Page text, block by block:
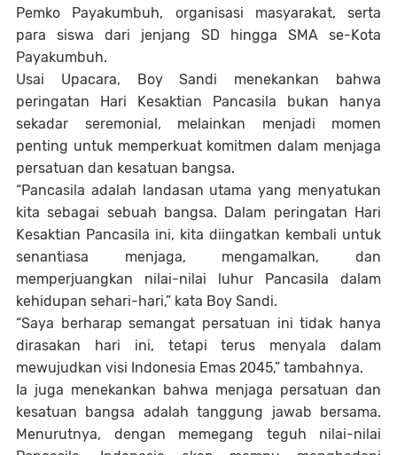
Pemko Payakumbuh, organisasi masyarakat, serta
para siswa dari jenjang SD hingga SMA se-Kota
Payakumbuh.
Usai Upacara, Boy Sandi menekankan bahwa
peringatan Hari Kesaktian Pancasila bukan hanya
sekadar seremonial, melainkan menjadi momen
penting untuk memperkuat komitmen dalam menjaga
persatuan dan kesatuan bangsa.
“Pancasila adalah landasan utama yang menyatukan
kita sebagai sebuah bangsa. Dalam peringatan Hari
Kesaktian Pancasila ini, kita diingatkan kembali untuk
senantiasa menjaga, mengamalkan, dan
memperjuangkan nilai-nilai luhur Pancasila dalam
kehidupan sehari-hari,” kata Boy Sandi.
“Saya berharap semangat persatuan ini tidak hanya
dirasakan hari ini, tetapi terus menyala dalam
mewujudkan visi Indonesia Emas 2045,” tambahnya.
Ia juga menekankan bahwa menjaga persatuan dan
kesatuan bangsa adalah tanggung jawab bersama.
Menurutnya, dengan memegang teguh nilai-nilai